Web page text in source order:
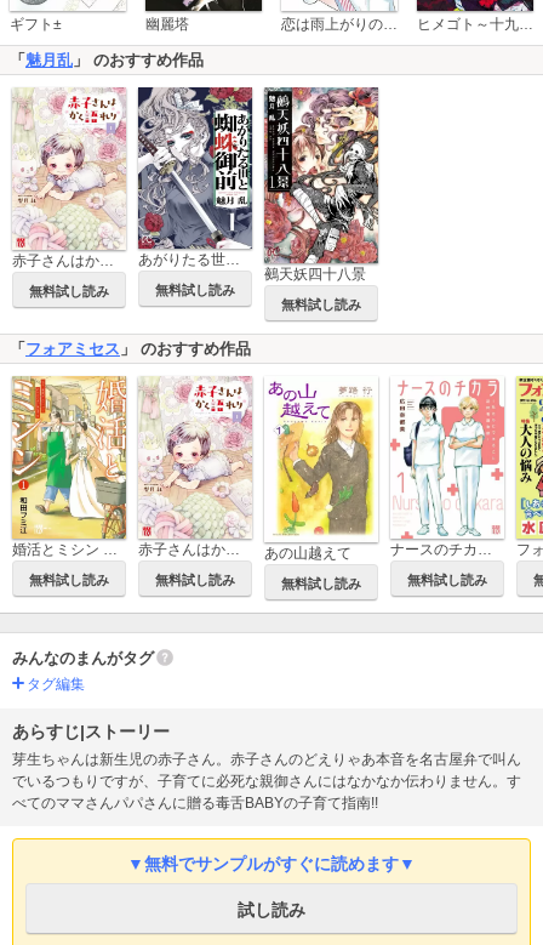
ギフト± 幽麗塔 恋は雨上がりのように ヒメゴト～十九歳の制服～
「 魅月乱 」 のおすすめ作品
赤子さんはかく語れり【電子単行本】
無料試し読み
あがりたる世と蜘蛛御前
無料試し読み
鵺天妖四十八景
無料試し読み
「 フォアミセス 」 のおすすめ作品
婚活とミシン もう一度恋がしたいけどめんどくさい気もする
無料試し読み
赤子さんはかく語れり【電子単行本】
無料試し読み
あの山越えて
無料試し読み
ナースのチカラ ～私たちにできること 訪問看護物語～
無料試し読み
フ
みんなのまんがタグ
タグ編集
あらすじ|ストーリー
芽生ちゃんは新生児の赤子さん。赤子さんのどえりゃあ本音を名古屋弁で叫ん
でいるつもりですが、子育てに必死な親御さんにはなかなか伝わりません。す
べてのママさんパパさんに贈る毒舌BABYの子育て指南!!
▼無料でサンプルがすぐに読めます▼
試し読み